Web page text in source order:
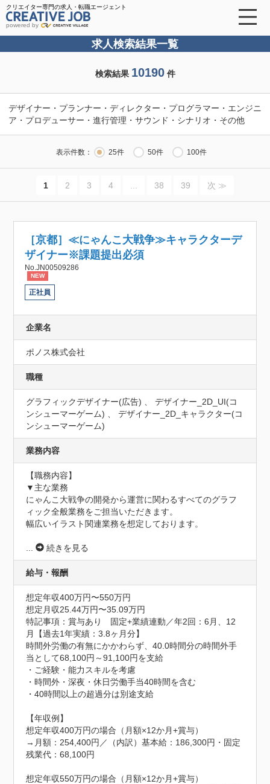
クリエイター専門の求人・転職エージェント
powered by
求人検索結果一覧
検索結果 10190件
デザイナー・プランナー・ディレクター・プログラマー・エンジニ
ア・プロデューサー・進行管理・サウンド・シナリオ・その他
表示件数： 25件 50件 100件
1 2 3 4 38 39 次 ≫
［京都］≪にゃんこ大戦争≫キャラクターデ
ザイナー※課題提出必須
No.JN00509286
NEW
正社員
企業名
ポノス株式会社
職種
グラフィックデザイナー(広告) 、 デザイナー_2D_UI(コ
ンシューマーゲーム) 、 デザイナー_2D_キャラクター(コ
ンシューマーゲーム)
業務内容
【職務内容】
▼主な業務
にゃんこ大戦争の開発から運営に関わるすべてのグラフ
ィック全般業務をご担当いただきます。
幅広いイラスト関連業務を想定しております。
... 続きを見る
給与・報酬
想定年収400万円〜550万円
想定月収25.44万円〜35.09万円
特記事項：賞与あり　固定+業績連動／年2回：6月、12
月【過去1年実績：3.8ヶ月分】
時間外労働の有無にかかわらず、40.0時間分の時間外手
当として68,100円～91,100円を支給
・ご経験・能力スキルを考慮
・時間外・深夜・休日労働手当40時間を含む
・40時間以上の超過分は別途支給
【年収例】
想定年収400万円の場合（月額×12か月+賞与）
→月額：254,400円／（内訳）基本給：186,300円・固定
残業代：68,100円
想定年収550万円の場合（月額×12か月+賞与）